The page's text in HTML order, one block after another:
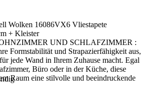
Wolken 16086VX6 Vliestapete
+ Kleister
UND SCHLAFZIMMER :
Formstabilität und Strapazierfähigkeit aus,
jede Wand in Ihrem Zuhause macht. Egal
Büro oder in der Küche, diese
Raum eine stilvolle und beeindruckende